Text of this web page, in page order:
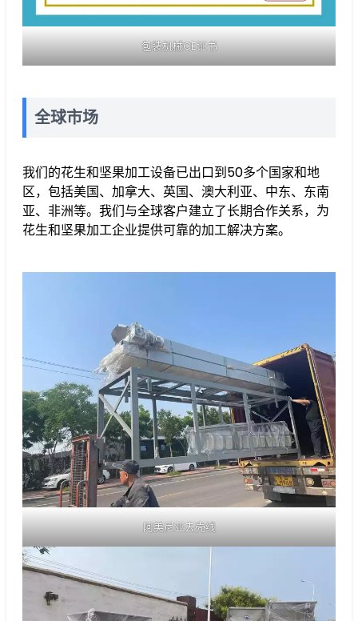
包装机械CE证书
全球市场
我们的花生和坚果加工设备已出口到50多个国家和地
区，包括美国、加拿大、英国、澳大利亚、中东、东南
亚、非洲等。我们与全球客户建立了长期合作关系，为
花生和坚果加工企业提供可靠的加工解决方案。
阿美尼亚去壳线